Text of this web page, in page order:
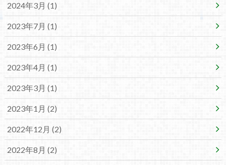
2024年3月 (1)
2023年7月 (1)
2023年6月 (1)
2023年4月 (1)
2023年3月 (1)
2023年1月 (2)
2022年12月 (2)
2022年8月 (2)